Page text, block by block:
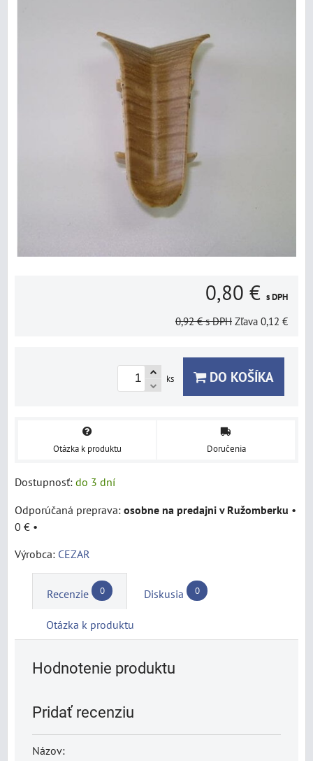
0,80 € s DPH
0,92 € s DPH Zľava 0,12 €
ks DO KOŠÍKA
Otázka k produktu Doručenia
Dostupnosť: do 3 dní
osobne na predajni v Ružomberku •
0 € •
Výrobca: CEZAR
Recenzie 0 Diskusia 0
Otázka k produktu
Hodnotenie produktu
Pridať recenziu
Názov: